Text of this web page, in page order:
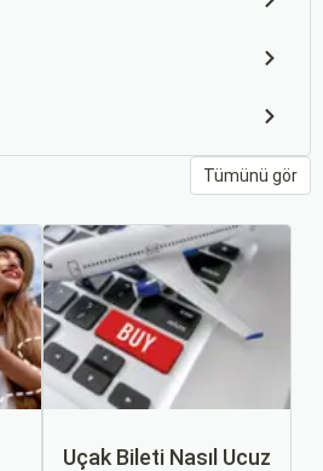
Tümünü gör
Uçak Bileti Nasıl Ucuz